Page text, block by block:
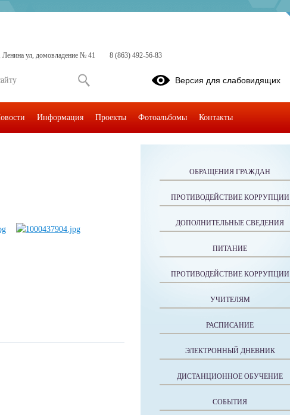
ОБРАЩЕНИЯ ГРАЖДАН
ПРОТИВОДЕЙСТВИЕ КОРРУПЦИИ
ДОПОЛНИТЕЛЬНЫЕ СВЕДЕНИЯ
ПИТАНИЕ
ПРОТИВОДЕЙСТВИЕ КОРРУПЦИИ
УЧИТЕЛЯМ
РАСПИСАНИЕ
ЭЛЕКТРОННЫЙ ДНЕВНИК
ДИСТАНЦИОННОЕ ОБУЧЕНИЕ
СОБЫТИЯ
ул, домовладение № 41 8 (863) 492-56-83
Версия для слабовидящих
Информация Проекты Фотоальбомы Контакты